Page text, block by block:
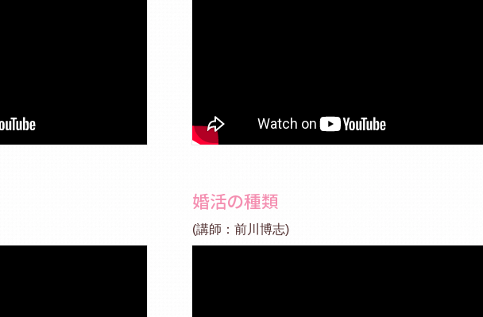
婚活の種類
(講師：前川博志)